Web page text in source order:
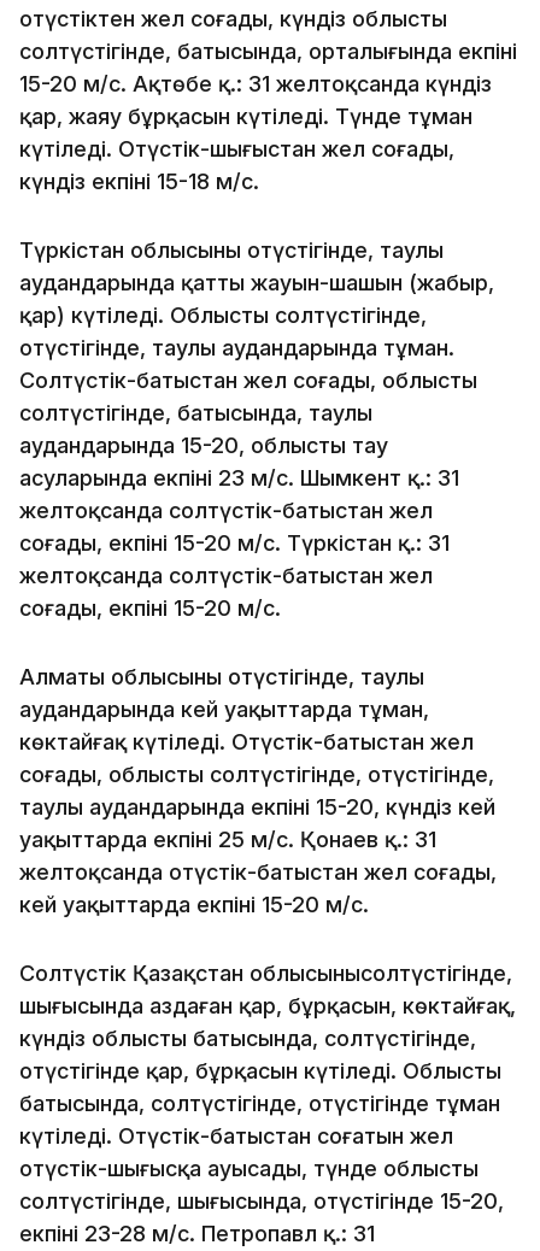
оңтүстіктен жел соғады, күндіз облыстың
солтүстігінде, батысында, орталығында екпіні
15-20 м/с. Ақтөбе қ.: 31 желтоқсанда күндіз
қар, жаяу бұрқасын күтіледі. Түнде тұман
күтіледі. Оңтүстік-шығыстан жел соғады,
күндіз екпіні 15-18 м/с.
Түркістан облысының оңтүстігінде, таулы
аудандарында қатты жауын-шашын (жаңбыр,
қар) күтіледі. Облыстың солтүстігінде,
оңтүстігінде, таулы аудандарында тұман.
Солтүстік-батыстан жел соғады, облыстың
солтүстігінде, батысында, таулы
аудандарында 15-20, облыстың тау
асуларында екпіні 23 м/с. Шымкент қ.: 31
желтоқсанда солтүстік-батыстан жел
соғады, екпіні 15-20 м/с. Түркістан қ.: 31
желтоқсанда солтүстік-батыстан жел
соғады, екпіні 15-20 м/с.
Алматы облысының оңтүстігінде, таулы
аудандарында кей уақыттарда тұман,
көктайғақ күтіледі. Оңтүстік-батыстан жел
соғады, облыстың солтүстігінде, оңтүстігінде,
таулы аудандарында екпіні 15-20, күндіз кей
уақыттарда екпіні 25 м/с. Қонаев қ.: 31
желтоқсанда оңтүстік-батыстан жел соғады,
кей уақыттарда екпіні 15-20 м/с.
Солтүстік Қазақстан облысыныңсолтүстігінде,
шығысында аздаған қар, бұрқасын, көктайғақ,
күндіз облыстың батысында, солтүстігінде,
оңтүстігінде қар, бұрқасын күтіледі. Облыстың
батысында, солтүстігінде, оңтүстігінде тұман
күтіледі. Оңтүстік-батыстан соғатын жел
оңтүстік-шығысқа ауысады, түнде облыстың
солтүстігінде, шығысында, оңтүстігінде 15-20,
екпіні 23-28 м/с. Петропавл қ.: 31